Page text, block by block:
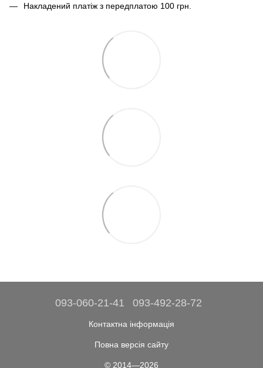
Накладений платіж з передплатою 100 грн.
093-060-21-41 093-492-28-72
Контактна інформація
Повна версія сайту
© 2014—2026